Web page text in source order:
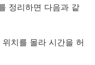
정리하면 다음과 같
치를 몰라 시간을 허